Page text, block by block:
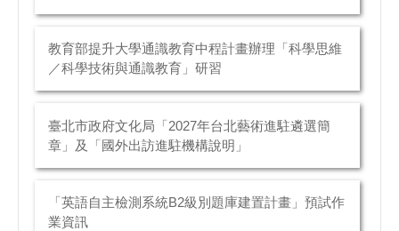
教育部提升大學通識教育中程計畫辦理「科學思維
／科學技術與通識教育」研習
臺北市政府文化局「2027年台北藝術進駐遴選簡
章」及「國外出訪進駐機構說明」
「英語自主檢測系統B2級別題庫建置計畫」預試作
業資訊